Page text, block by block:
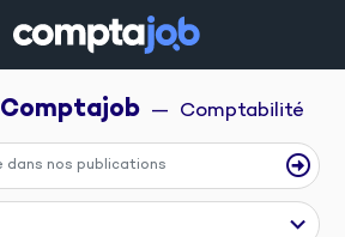
Comptajob —  Comptabilité